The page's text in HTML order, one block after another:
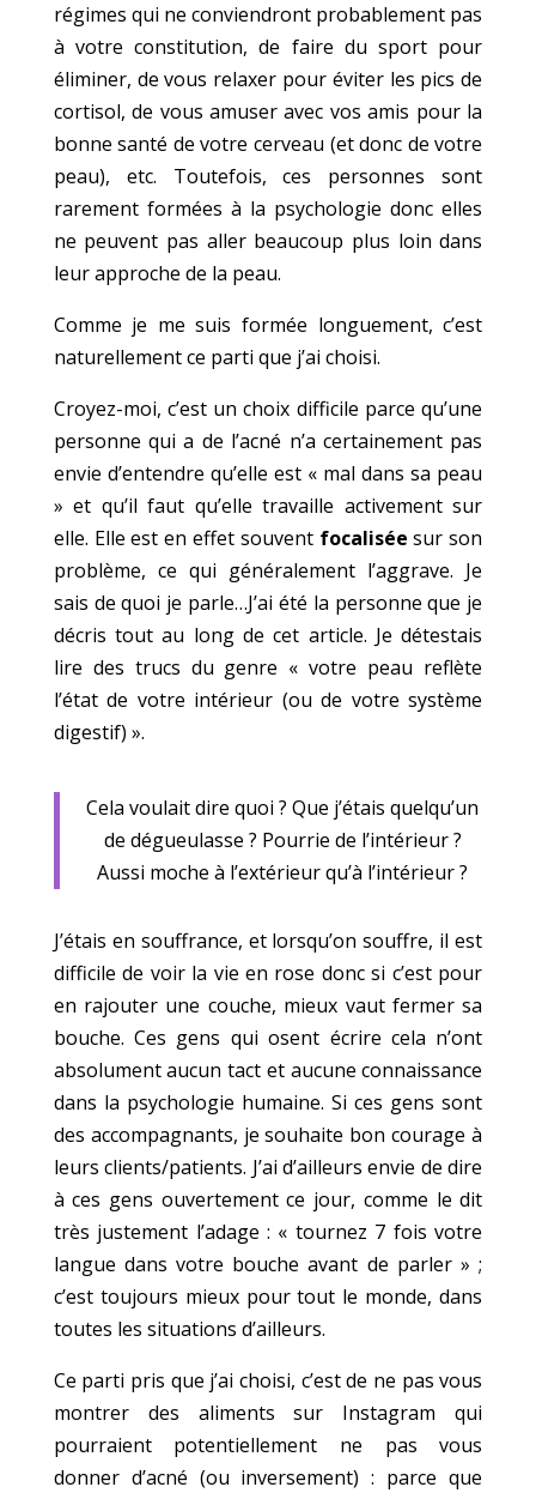
régimes qui ne conviendront probablement pas
à votre constitution, de faire du sport pour
éliminer, de vous relaxer pour éviter les pics de
cortisol, de vous amuser avec vos amis pour la
bonne santé de votre cerveau (et donc de votre
peau), etc. Toutefois, ces personnes sont
rarement formées à la psychologie donc elles
ne peuvent pas aller beaucoup plus loin dans
leur approche de la peau.
Comme je me suis formée longuement, c’est
naturellement ce parti que j’ai choisi.
Croyez-moi, c’est un choix difficile parce qu’une
personne qui a de l’acné n’a certainement pas
envie d’entendre qu’elle est « mal dans sa peau
» et qu’il faut qu’elle travaille activement sur
elle. Elle est en effet souvent focalisée sur son
problème, ce qui généralement l’aggrave. Je
sais de quoi je parle…J’ai été la personne que je
décris tout au long de cet article. Je détestais
lire des trucs du genre « votre peau reflète
l’état de votre intérieur (ou de votre système
digestif) ».
Cela voulait dire quoi ? Que j’étais quelqu’un
de dégueulasse ? Pourrie de l’intérieur ?
Aussi moche à l’extérieur qu’à l’intérieur ?
J’étais en souffrance, et lorsqu’on souffre, il est
difficile de voir la vie en rose donc si c’est pour
en rajouter une couche, mieux vaut fermer sa
bouche. Ces gens qui osent écrire cela n’ont
absolument aucun tact et aucune connaissance
dans la psychologie humaine. Si ces gens sont
des accompagnants, je souhaite bon courage à
leurs clients/patients. J’ai d’ailleurs envie de dire
à ces gens ouvertement ce jour, comme le dit
très justement l’adage : « tournez 7 fois votre
langue dans votre bouche avant de parler » ;
c’est toujours mieux pour tout le monde, dans
toutes les situations d’ailleurs.
Ce parti pris que j’ai choisi, c’est de ne pas vous
montrer des aliments sur Instagram qui
pourraient potentiellement ne pas vous
donner d’acné (ou inversement) : parce que